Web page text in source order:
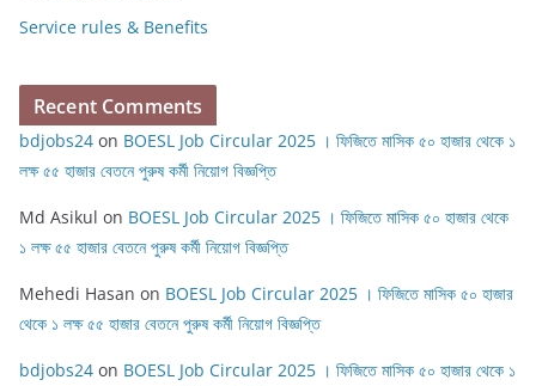
Service rules & Benefits
Recent Comments
bdjobs24 on BOESL Job Circular 2025 । ফিজিতে মাসিক ৫০ হাজার থেকে ১
লক্ষ ৫৫ হাজার বেতনে পুরুষ কর্মী নিয়োগ বিজ্ঞপ্তি
Md Asikul on BOESL Job Circular 2025 । ফিজিতে মাসিক ৫০ হাজার থেকে
১ লক্ষ ৫৫ হাজার বেতনে পুরুষ কর্মী নিয়োগ বিজ্ঞপ্তি
Mehedi Hasan on BOESL Job Circular 2025 । ফিজিতে মাসিক ৫০ হাজার
থেকে ১ লক্ষ ৫৫ হাজার বেতনে পুরুষ কর্মী নিয়োগ বিজ্ঞপ্তি
bdjobs24 on BOESL Job Circular 2025 । ফিজিতে মাসিক ৫০ হাজার থেকে ১